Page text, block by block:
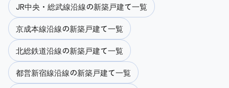
JR中央・総武線沿線の新築戸建て一覧
京成本線沿線の新築戸建て一覧
北総鉄道沿線の新築戸建て一覧
都営新宿線沿線の新築戸建て一覧